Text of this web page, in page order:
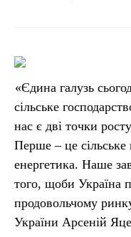
«Єдина галузь
сільське
нас є дві точки
Перше – це сільське
енергетика. Наше
того, щоби Україна
продовольчому
України Арсеній